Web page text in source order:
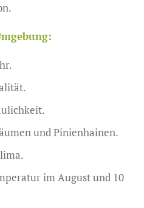
und Pinienhainen.
im August und 10